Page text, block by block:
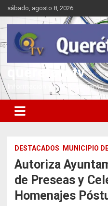
Saltar
al
contenido
sábado, agosto 8, 2026
queretarotv
Información y entretenimiento
DESTACADOS MUNICIPIO
Autoriza
de Preseas y
Homenajes